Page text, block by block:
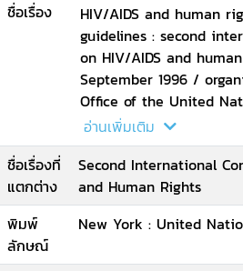
ชื่อเรื่อง
HIV/AIDS and human
guidelines : second
on HIV/AIDS and
September 1996 /
Office of the United
Commissioner for
United Nations
Geneva
อ่านเพิ่มเติม
ชื่อเรื่องที่
แตกต่าง
Second International
and Human Rights
พิมพ์
ลักษณ์
New York : United